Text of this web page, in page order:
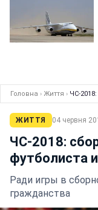
Головна › Життя › ЧС-
ЖИТТЯ 04 червня
ЧС-2018:
футболиста
Ради игры в
гражданства